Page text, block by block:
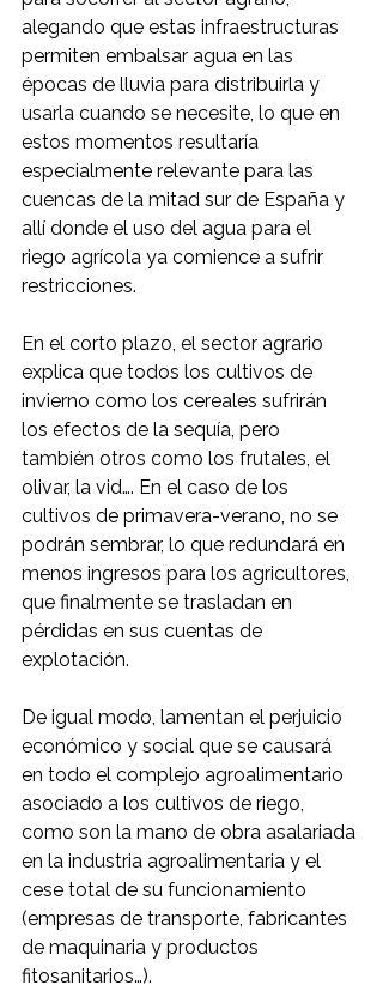
alegando que estas infraestructuras
permiten embalsar agua en las
épocas de lluvia para distribuirla y
usarla cuando se necesite, lo que en
estos momentos resultaría
especialmente relevante para las
cuencas de la mitad sur de España y
allí donde el uso del agua para el
riego agrícola ya comience a sufrir
restricciones.
En el corto plazo, el sector agrario
explica que todos los cultivos de
invierno como los cereales sufrirán
los efectos de la sequía, pero
también otros como los frutales, el
olivar, la vid…. En el caso de los
cultivos de primavera-verano, no se
podrán sembrar, lo que redundará en
menos ingresos para los agricultores,
que finalmente se trasladan en
pérdidas en sus cuentas de
explotación.
De igual modo, lamentan el perjuicio
económico y social que se causará
en todo el complejo agroalimentario
asociado a los cultivos de riego,
como son la mano de obra asalariada
en la industria agroalimentaria y el
cese total de su funcionamiento
(empresas de transporte, fabricantes
de maquinaria y productos
fitosanitarios…).